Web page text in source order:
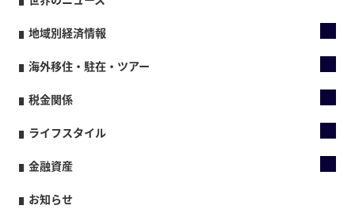
地域別経済情報
海外移住・駐在・ツアー
税金関係
ライフスタイル
金融資産
お知らせ